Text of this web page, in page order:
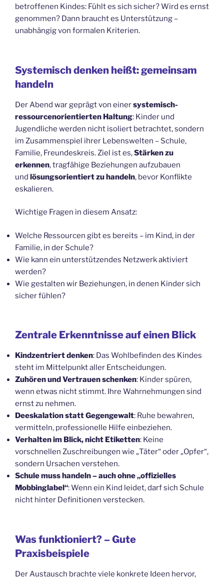
betroffenen Kindes: Fühlt es sich sicher? Wird es ernst
genommen? Dann braucht es Unterstützung –
unabhängig von formalen Kriterien.
Systemisch denken heißt: gemeinsam
handeln
Der Abend war geprägt von einersystemisch-
ressourcenorientierten Haltung: Kinder und
Jugendliche werden nicht isoliert betrachtet, sondern
im Zusammenspiel ihrer Lebenswelten – Schule,
Familie, Freundeskreis. Ziel ist es,Stärken zu
erkennen, tragfähige Beziehungen aufzubauen
und lösungsorientiert zu handeln, bevor Konflikte
eskalieren.
Wichtige Fragen in diesem Ansatz:
Welche Ressourcen gibt es bereits – im Kind, in der
Familie, in der Schule?
Wie kann ein unterstützendes Netzwerk aktiviert
werden?
Wie gestalten wir Beziehungen, in denen Kinder sich
sicher fühlen?
Zentrale Erkenntnisse auf einen Blick
Kindzentriert denken: Das Wohlbefinden des Kindes
steht im Mittelpunkt aller Entscheidungen.
Zuhören und Vertrauen schenken: Kinder spüren,
wenn etwas nicht stimmt. Ihre Wahrnehmungen sind
ernst zu nehmen.
Deeskalation statt Gegengewalt: Ruhe bewahren,
vermitteln, professionelle Hilfe einbeziehen.
Verhalten im Blick, nicht Etiketten: Keine
vorschnellen Zuschreibungen wie „Täter“ oder „Opfer“,
sondern Ursachen verstehen.
Schule muss handeln – auch ohne „offizielles
Mobbinglabel“: Wenn ein Kind leidet, darf sich Schule
nicht hinter Definitionen verstecken.
Was funktioniert? – Gute
Praxisbeispiele
Der Austausch brachte viele konkrete Ideen hervor,